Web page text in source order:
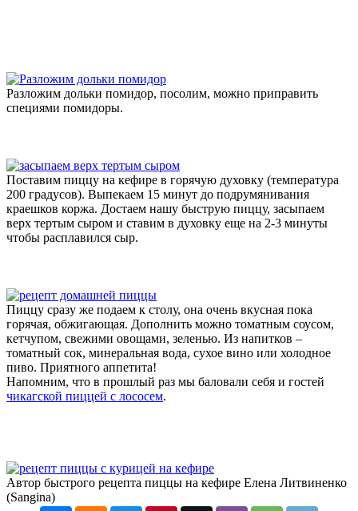
Разложим дольки помидор, посолим, можно приправить
специями помидоры.
Поставим пиццу на кефире в горячую духовку (температура
200 градусов). Выпекаем 15 минут до подрумянивания
краешков коржа. Достаем нашу быструю пиццу, засыпаем
верх тертым сыром и ставим в духовку еще на 2-3 минуты
чтобы расплавился сыр.
Пиццу сразу же подаем к столу, она очень вкусная пока
горячая, обжигающая. Дополнить можно томатным соусом,
кетчупом, свежими овощами, зеленью. Из напитков –
томатный сок, минеральная вода, сухое вино или холодное
пиво. Приятного аппетита!
Напомним, что в прошлый раз мы баловали себя и гостей
чикагской пиццей с лососем.
Автор быстрого рецепта пиццы на кефире Елена Литвиненко
(Sangina)